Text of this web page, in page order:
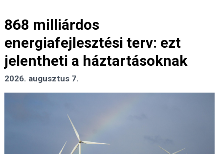
868 milliárdos
energiafejlesztési terv: ezt
jelentheti a háztartásoknak
2026. augusztus 7.